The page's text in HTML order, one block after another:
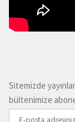
Sitemizde
bültenimize